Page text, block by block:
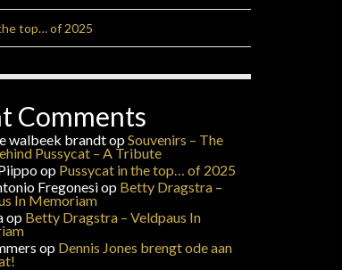
top… of 2025
Comments
walbeek brandtopSouvenirs – The
Pussycat – A Tribute
op Pussycat in the top… of 2025
Fregonesiop Betty Dragstra –
In Memoriam
op Betty Dragstra – Veldpaus In
op Dennis Jones brengt ode aan